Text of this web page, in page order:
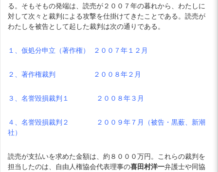
る。そもそもの発端は、読売が２００７年の暮れから、わたしに
対して次々と裁判による攻撃を仕掛けてきたことである。読売が
わたしを被告として起した裁判は次の通りである。
１、仮処分申立（著作権） ２００７年１２月
２、著作権裁判 ２００８年２月
３、名誉毀損裁判１ ２００８年３月
４、名誉毀損裁判２ ２００９年７月（被告・黒薮、新潮
社）
読売が支払いを求めた金額は、約８０００万円。これらの裁判を
担当したのは、自由人権協会代表理事の喜田村洋一弁護士や同協